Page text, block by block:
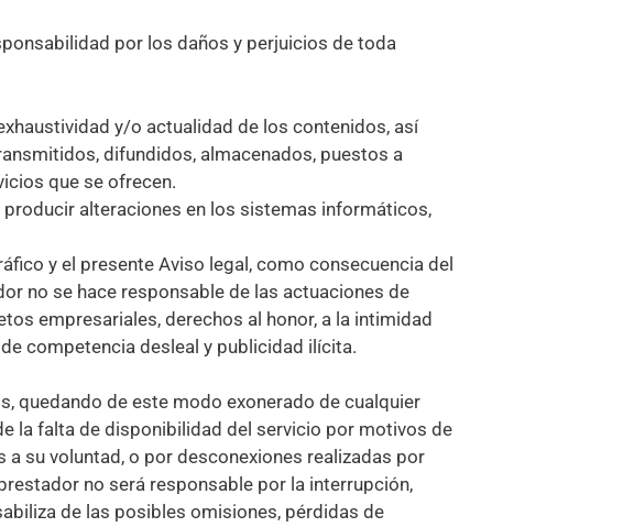
por los daños y perjuicios de toda
y/o actualidad de los contenidos, así
difundidos, almacenados, puestos a
que se ofrecen.
alteraciones en los sistemas informáticos,
y el presente Aviso legal, como consecuencia del
no se hace responsable de las actuaciones de
empresariales, derechos al honor, a la intimidad
competencia desleal y publicidad ilícita.
quedando de este modo exonerado de cualquier
la falta de disponibilidad del servicio por motivos de
su voluntad, o por desconexiones realizadas por
no será responsable por la interrupción,
de las posibles omisiones, pérdidas de